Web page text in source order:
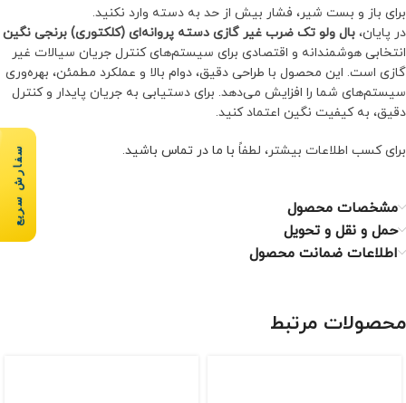
برای باز و بست شیر، فشار بیش از حد به دسته وارد نکنید.
در پایان، بال ولو تک ضرب غیر گازی دسته پروانه‌ای (کلکتوری) برنجی نگین
انتخابی هوشمندانه و اقتصادی برای سیستم‌های کنترل جریان سیالات غیر
گازی است. این محصول با طراحی دقیق، دوام بالا و عملکرد مطمئن، بهره‌وری
سیستم‌های شما را افزایش می‌دهد. برای دستیابی به جریان پایدار و کنترل
دقیق، به کیفیت نگین اعتماد کنید.
برای کسب اطلاعات بیشتر، لطفاً با ما در تماس باشید.
مشخصات محصول
حمل و نقل و تحویل
اطلاعات ضمانت محصول
محصولات مرتبط
سفارش سریع